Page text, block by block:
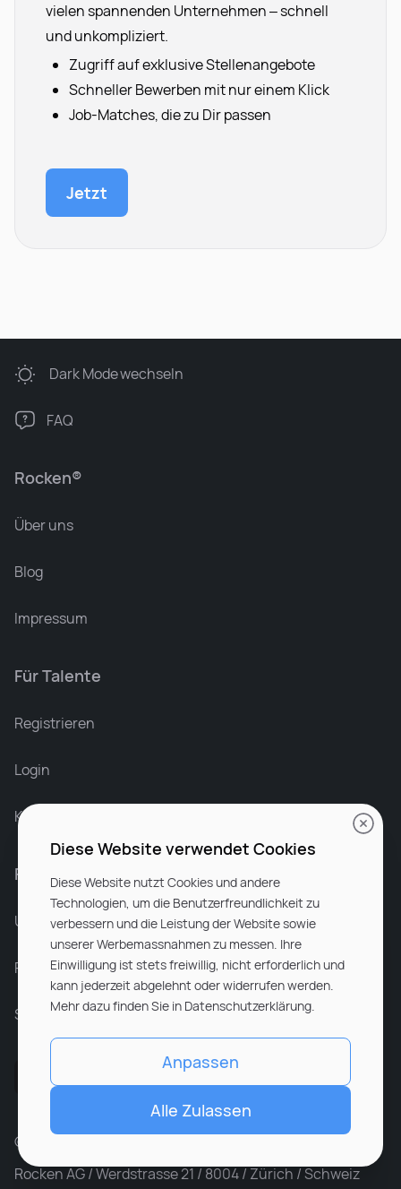
vielen spannenden Unternehmen – schnell
und unkompliziert.
Zugriff auf exklusive Stellenangebote
Schneller Bewerben mit nur einem Klick
Job-Matches, die zu Dir passen
Jetzt
Rocken®
Über uns
Blog
Impressum
Für Talente
Registrieren
Login
Karriere bei Rocken
Für Unternehmen
Unsere Dienstleistungen
Partnerunternehmen
Sitemap
Dark Modewechseln
FAQ
© ROCKEN 2026. All rights reserved
Rocken AG / Werdstrasse 21 / 8004 / Zürich / Schweiz
Diese Website verwendet Cookies
Diese Website nutzt Cookies und andere
Technologien, um die Benutzerfreundlichkeit zu
verbessern und die Leistung der Website sowie
unserer Werbemassnahmen zu messen. Ihre
Einwilligung ist stets freiwillig, nicht erforderlich und
kann jederzeit abgelehnt oder widerrufen werden.
Mehr dazu finden Sie in Datenschutzerklärung.
Anpassen
Alle Zulassen